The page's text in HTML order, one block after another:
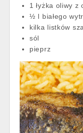
1 łyżka oliwy z
½ l białego
kilka listków
sól
pieprz